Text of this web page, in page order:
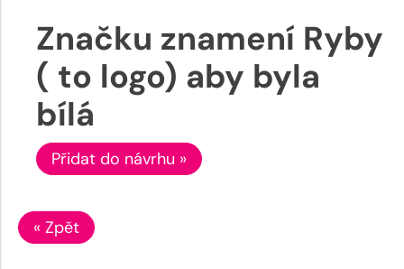
Značku znamení Ryby
( to logo) aby byla
bílá
Přidat do návrhu »
« Zpět